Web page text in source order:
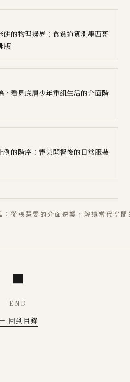
餅的物理邊界：食貧道實測墨西哥
版
，看見底層少年重組生活的介面階
例的階序：審美開智後的日常服裝
：從張慧雯的介面逆襲，解讀當代空間
END
回到目錄